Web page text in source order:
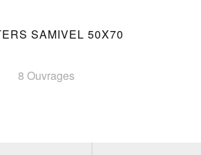
SAMIVEL 50X70
8 Ouvrages